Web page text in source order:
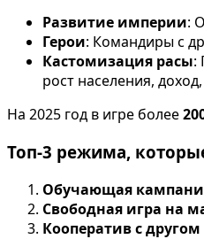
Развитие империи:
Герои: Командиры с
Кастомизация расы:
рост населения,
На 2025 год в игре более
Топ-3 режима,
Обучающая
Свободная игра на
Кооператив с другом